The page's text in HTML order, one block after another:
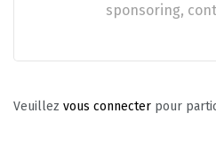
sponsoring,
Veuillez vous connecter pour